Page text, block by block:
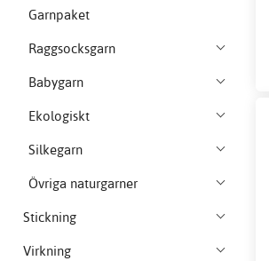
Garnpaket
Raggsocksgarn
Babygarn
Ekologiskt
Silkegarn
Övriga naturgarner
Stickning
Virkning